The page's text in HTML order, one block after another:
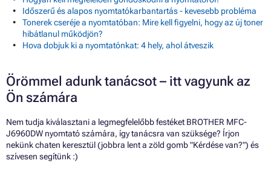
Időszerű és alapos nyomtatókarbantartás - kevesebb probléma
Tonerek cseréje a nyomtatóban: Mire kell figyelni, hogy az új toner
hibátlanul működjön?
Hova dobjuk ki a nyomtatónkat: 4 hely, ahol átveszik
Örömmel adunk tanácsot – itt vagyunk az
Ön számára
Nem tudja kiválasztani a legmegfelelőbb festéket BROTHER MFC-
J6960DW nyomtató számára, így tanácsra van szüksége? Írjon
nekünk chaten keresztül (jobbra lent a zöld gomb "Kérdése van?") és
szívesen segítünk :)